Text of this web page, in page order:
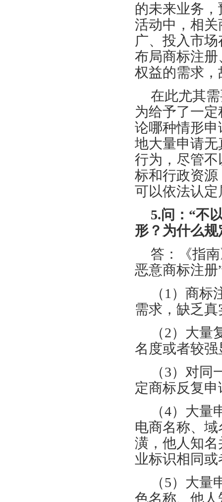
的未来业务
活动中，相
广、投入市
布局商标注
权益的需求
在此尤其
为给予了一
论哪种情形
地大量申请
行为，尽管
标和行政资
可以依法认定
5.问：“不
形？为什么
答：《指
恶意商标注册
（1）商
需求，缺乏
（2）大
名度或者较
（3）对
定商标反复
（4）大
电商名称、
潢，他人知
业标识相同
（5）大
色名称、他